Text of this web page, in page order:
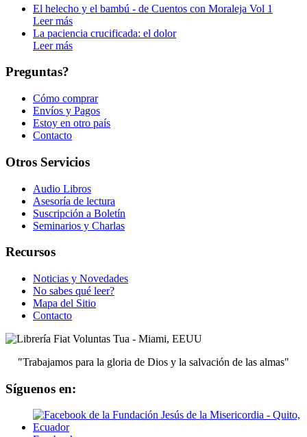
El helecho y el bambú - de Cuentos con Moraleja Vol 1
Leer más
La paciencia crucificada: el dolor
Leer más
Preguntas?
Cómo comprar
Envíos y Pagos
Estoy en otro país
Contacto
Otros Servicios
Audio Libros
Asesoría de lectura
Suscripción a Boletín
Seminarios y Charlas
Recursos
Noticias y Novedades
No sabes qué leer?
Mapa del Sitio
Contacto
"Trabajamos para la gloria de Dios y la salvación de las almas"
Síguenos en: